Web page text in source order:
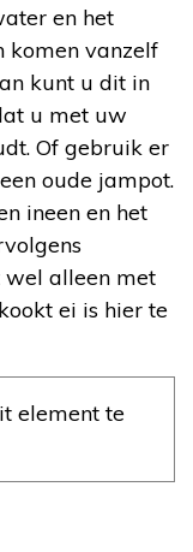
en het
komen vanzelf
kunt u dit in
u met uw
Of gebruik er
oude jampot.
ineen en het
alleen met
ei is hier te
element te